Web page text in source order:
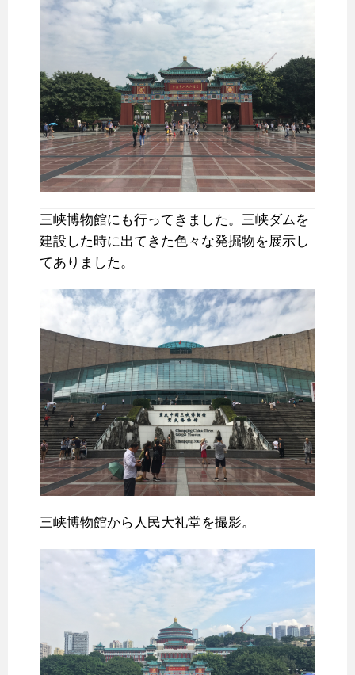
三峡博物館にも行ってきました。三峡ダムを
建設した時に出てきた色々な発掘物を展示し
てありました。
三峡博物館から人民大礼堂を撮影。